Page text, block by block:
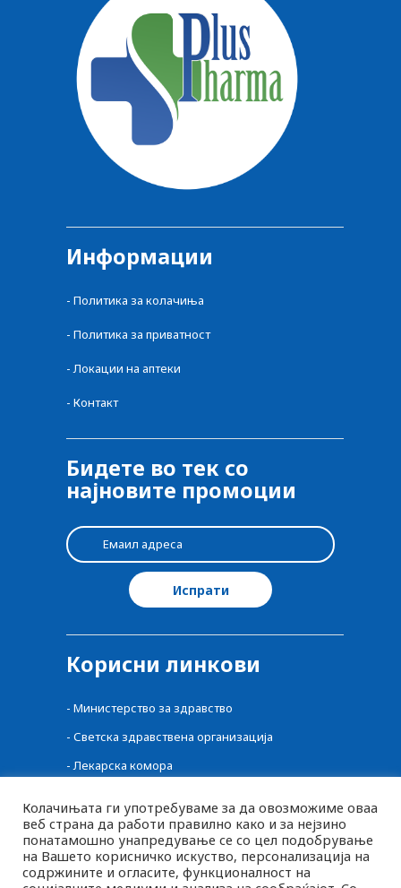
Информации
- Политика за колачиња
- Политика за приватност
-Локации на аптеки
- Контакт
Бидете во тек со
најновите промоции
Корисни линкови
- Министерство за здравство
- Светска здравствена организација
-Лекарска комора
-Фонд за здравство
-Фармацевтска комора
-Агенција за Храна и Ветеринарство
Колачињата ги употребуваме за да овозможиме оваа
веб страна да работи правилно како и за нејзино
понатамошно унапредување се со цел подобрување
на Вашето корисничко искуство, персонализација на
содржините и огласите, функционалност на